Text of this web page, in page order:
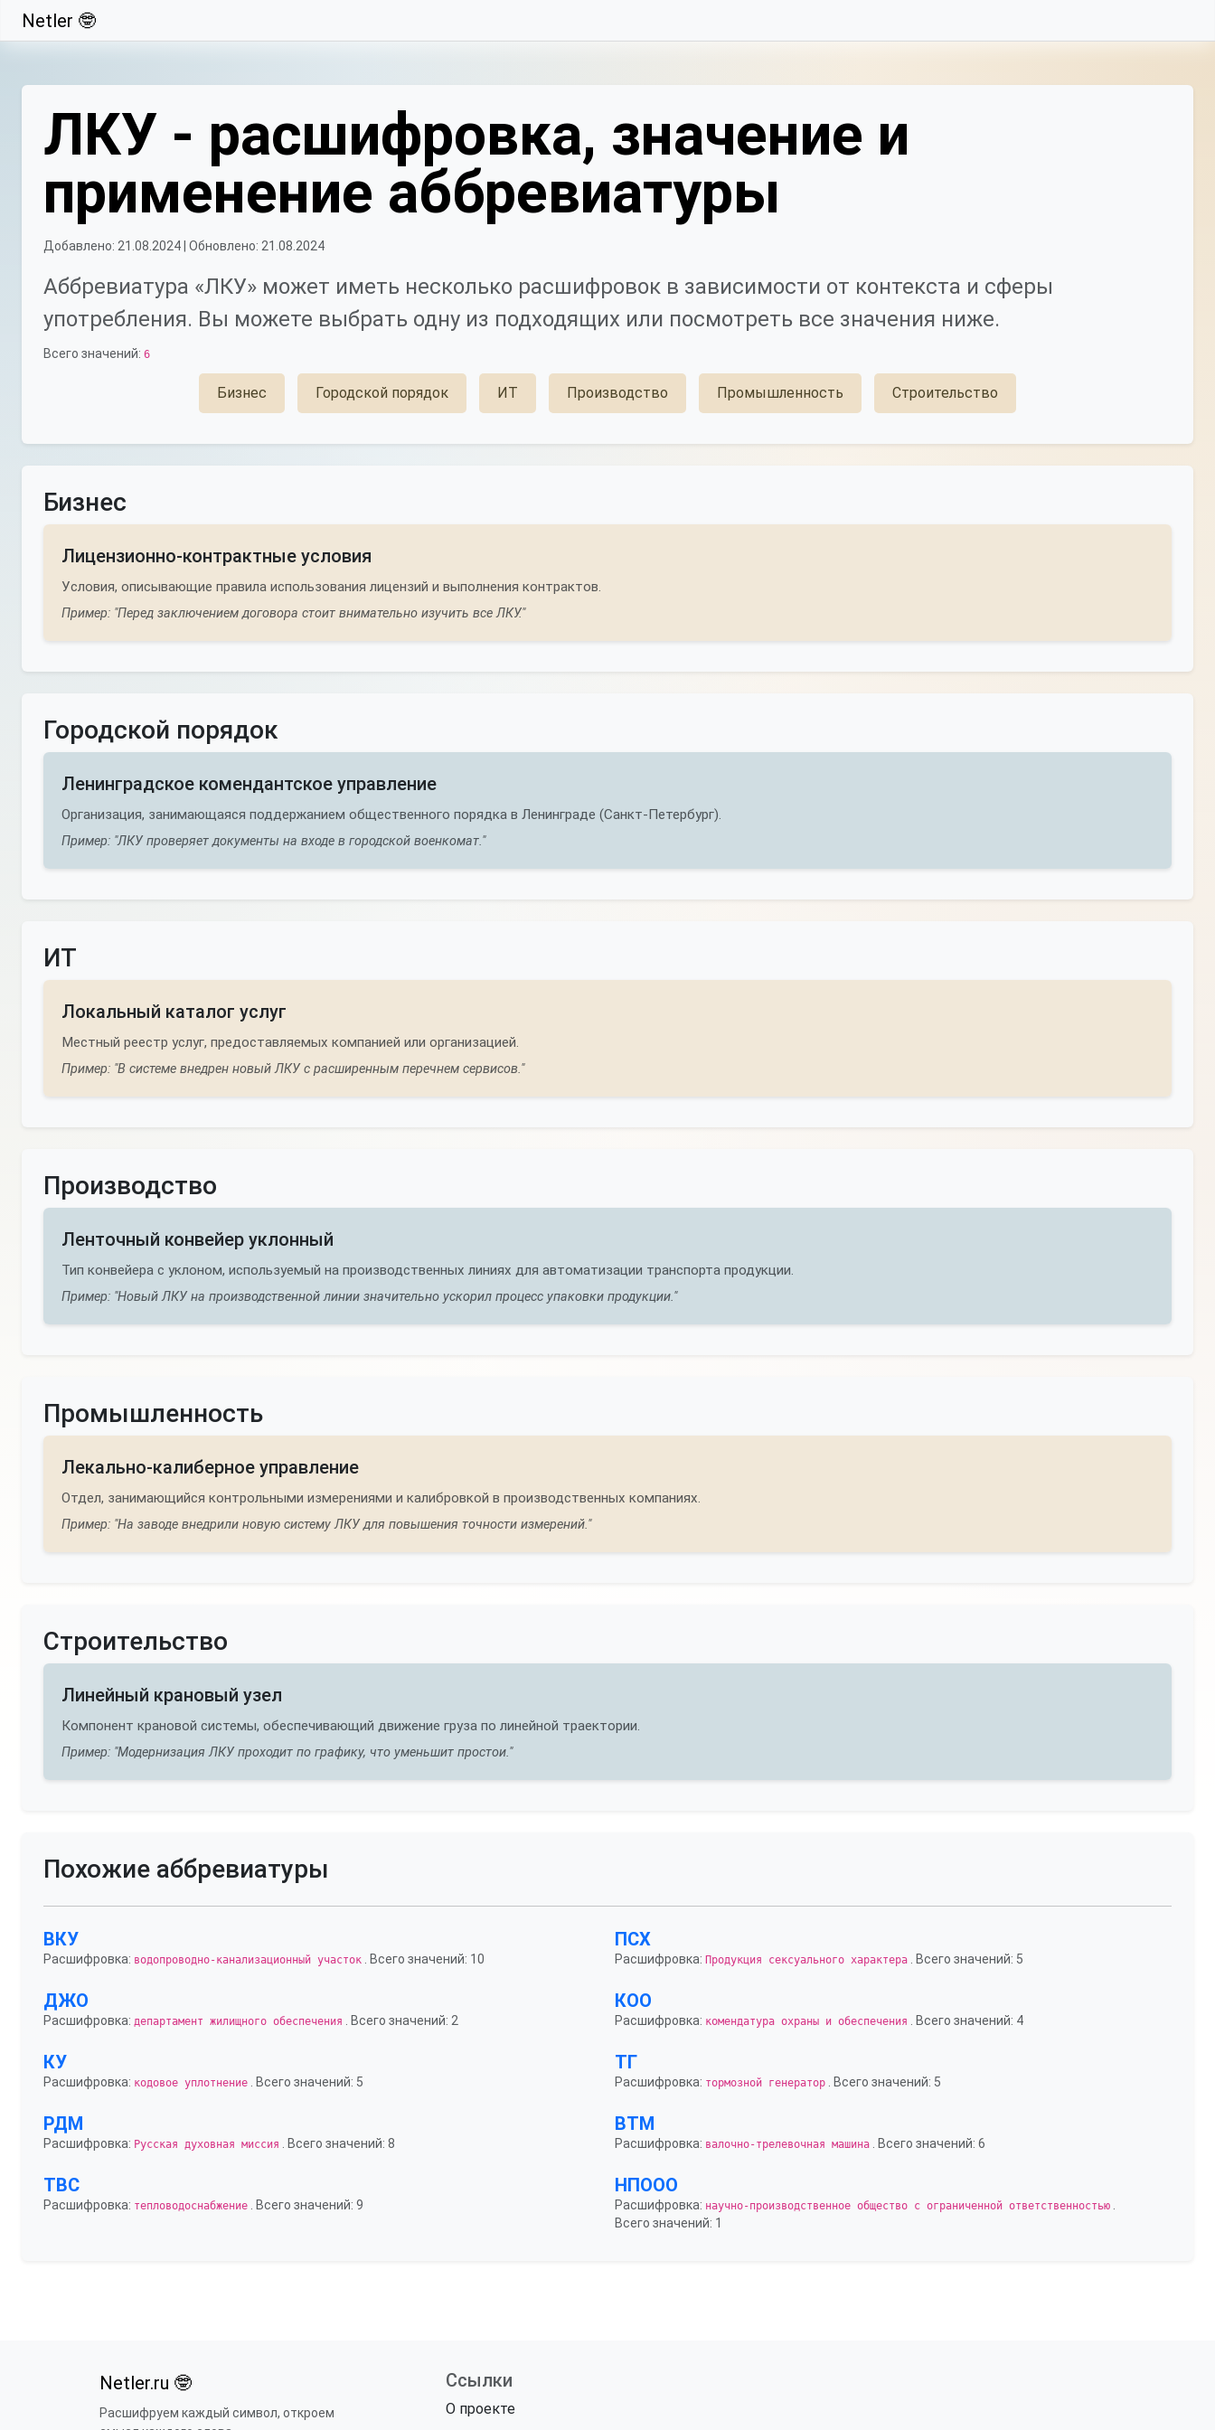
Свернуть
Netler 🤓
ЛКУ - расшифровка, значение и
применение аббревиатуры
Добавлено: 21.08.2024 | Обновлено: 21.08.2024
Аббревиатура «ЛКУ» может иметь несколько расшифровок в зависимости от контекста и сферы
употребления. Вы можете выбрать одну из подходящих или посмотреть все значения ниже.
Всего значений: 6
Бизнес Городской порядок ИТ Производство Промышленность Строительство
Бизнес
Лицензионно-контрактные условия
Условия, описывающие правила использования лицензий и выполнения контрактов.
Пример: "Перед заключением договора стоит внимательно изучить все ЛКУ."
Городской порядок
Ленинградское комендантское управление
Организация, занимающаяся поддержанием общественного порядка в Ленинграде (Санкт-Петербург).
Пример: "ЛКУ проверяет документы на входе в городской военкомат."
ИТ
Локальный каталог услуг
Местный реестр услуг, предоставляемых компанией или организацией.
Пример: "В системе внедрен новый ЛКУ с расширенным перечнем сервисов."
Производство
Ленточный конвейер уклонный
Тип конвейера с уклоном, используемый на производственных линиях для автоматизации транспорта продукции.
Пример: "Новый ЛКУ на производственной линии значительно ускорил процесс упаковки продукции."
Промышленность
Лекально-калиберное управление
Отдел, занимающийся контрольными измерениями и калибровкой в производственных компаниях.
Пример: "На заводе внедрили новую систему ЛКУ для повышения точности измерений."
Строительство
Линейный крановый узел
Компонент крановой системы, обеспечивающий движение груза по линейной траектории.
Пример: "Модернизация ЛКУ проходит по графику, что уменьшит простои."
Похожие аббревиатуры
ВКУ
Расшифровка: водопроводно-канализационный участок . Всего значений: 10
ПСХ
Расшифровка: Продукция сексуального характера . Всего значений: 5
ДЖО
Расшифровка: департамент жилищного обеспечения . Всего значений: 2
КОО
Расшифровка: комендатура охраны и обеспечения . Всего значений: 4
КУ
Расшифровка: кодовое уплотнение . Всего значений: 5
ТГ
Расшифровка: тормозной генератор . Всего значений: 5
РДМ
Расшифровка: Русская духовная миссия . Всего значений: 8
ВТМ
Расшифровка: валочно-трелевочная машина . Всего значений: 6
ТВС
Расшифровка: тепловодоснабжение . Всего значений: 9
НПООО
Расшифровка: научно-производственное общество с ограниченной ответственностью
Всего значений: 1
Netler.ru 🤓
Расшифруем каждый символ, откроем
Ссылки
О проекте